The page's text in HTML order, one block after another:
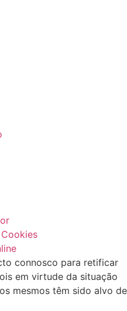
connosco para retificar
em virtude da situação
mesmos têm sido alvo de